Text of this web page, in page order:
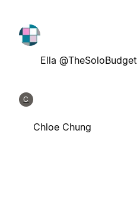
Ella @TheSoloBudget
C
Chloe Chung